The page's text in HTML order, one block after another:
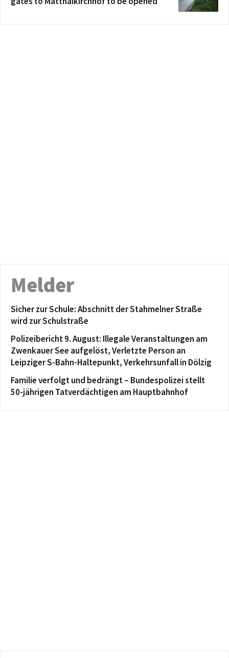
Melder
Sicher zur Schule: Abschnitt der Stahmelner Straße
wird zur Schulstraße
Polizeibericht 9. August: Illegale Veranstaltungen am
Zwenkauer See aufgelöst, Verletzte Person an
Leipziger S-Bahn-Haltepunkt, Verkehrsunfall in Dölzig
Familie verfolgt und bedrängt – Bundespolizei stellt
50-jährigen Tatverdächtigen am Hauptbahnhof